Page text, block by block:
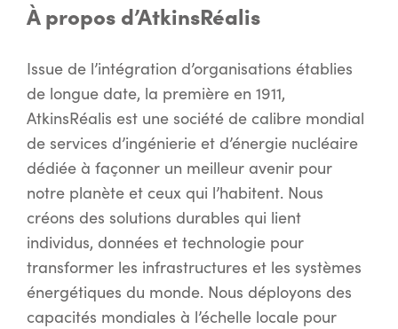
À propos d’AtkinsRéalis
Issue de l’intégration d’organisations établies
de longue date, la première en 1911,
AtkinsRéalis est une société de calibre mondial
de services d’ingénierie et d’énergie nucléaire
dédiée à façonner un meilleur avenir pour
notre planète et ceux qui l’habitent. Nous
créons des solutions durables qui lient
individus, données et technologie pour
transformer les infrastructures et les systèmes
énergétiques du monde. Nous déployons des
capacités mondiales à l’échelle locale pour